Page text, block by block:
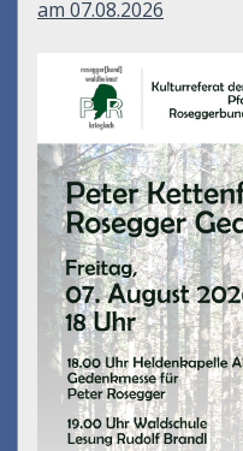
am 07.08.2026